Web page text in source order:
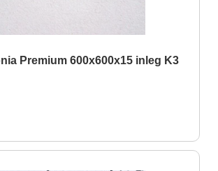
Premium 600x600x15 inleg K3